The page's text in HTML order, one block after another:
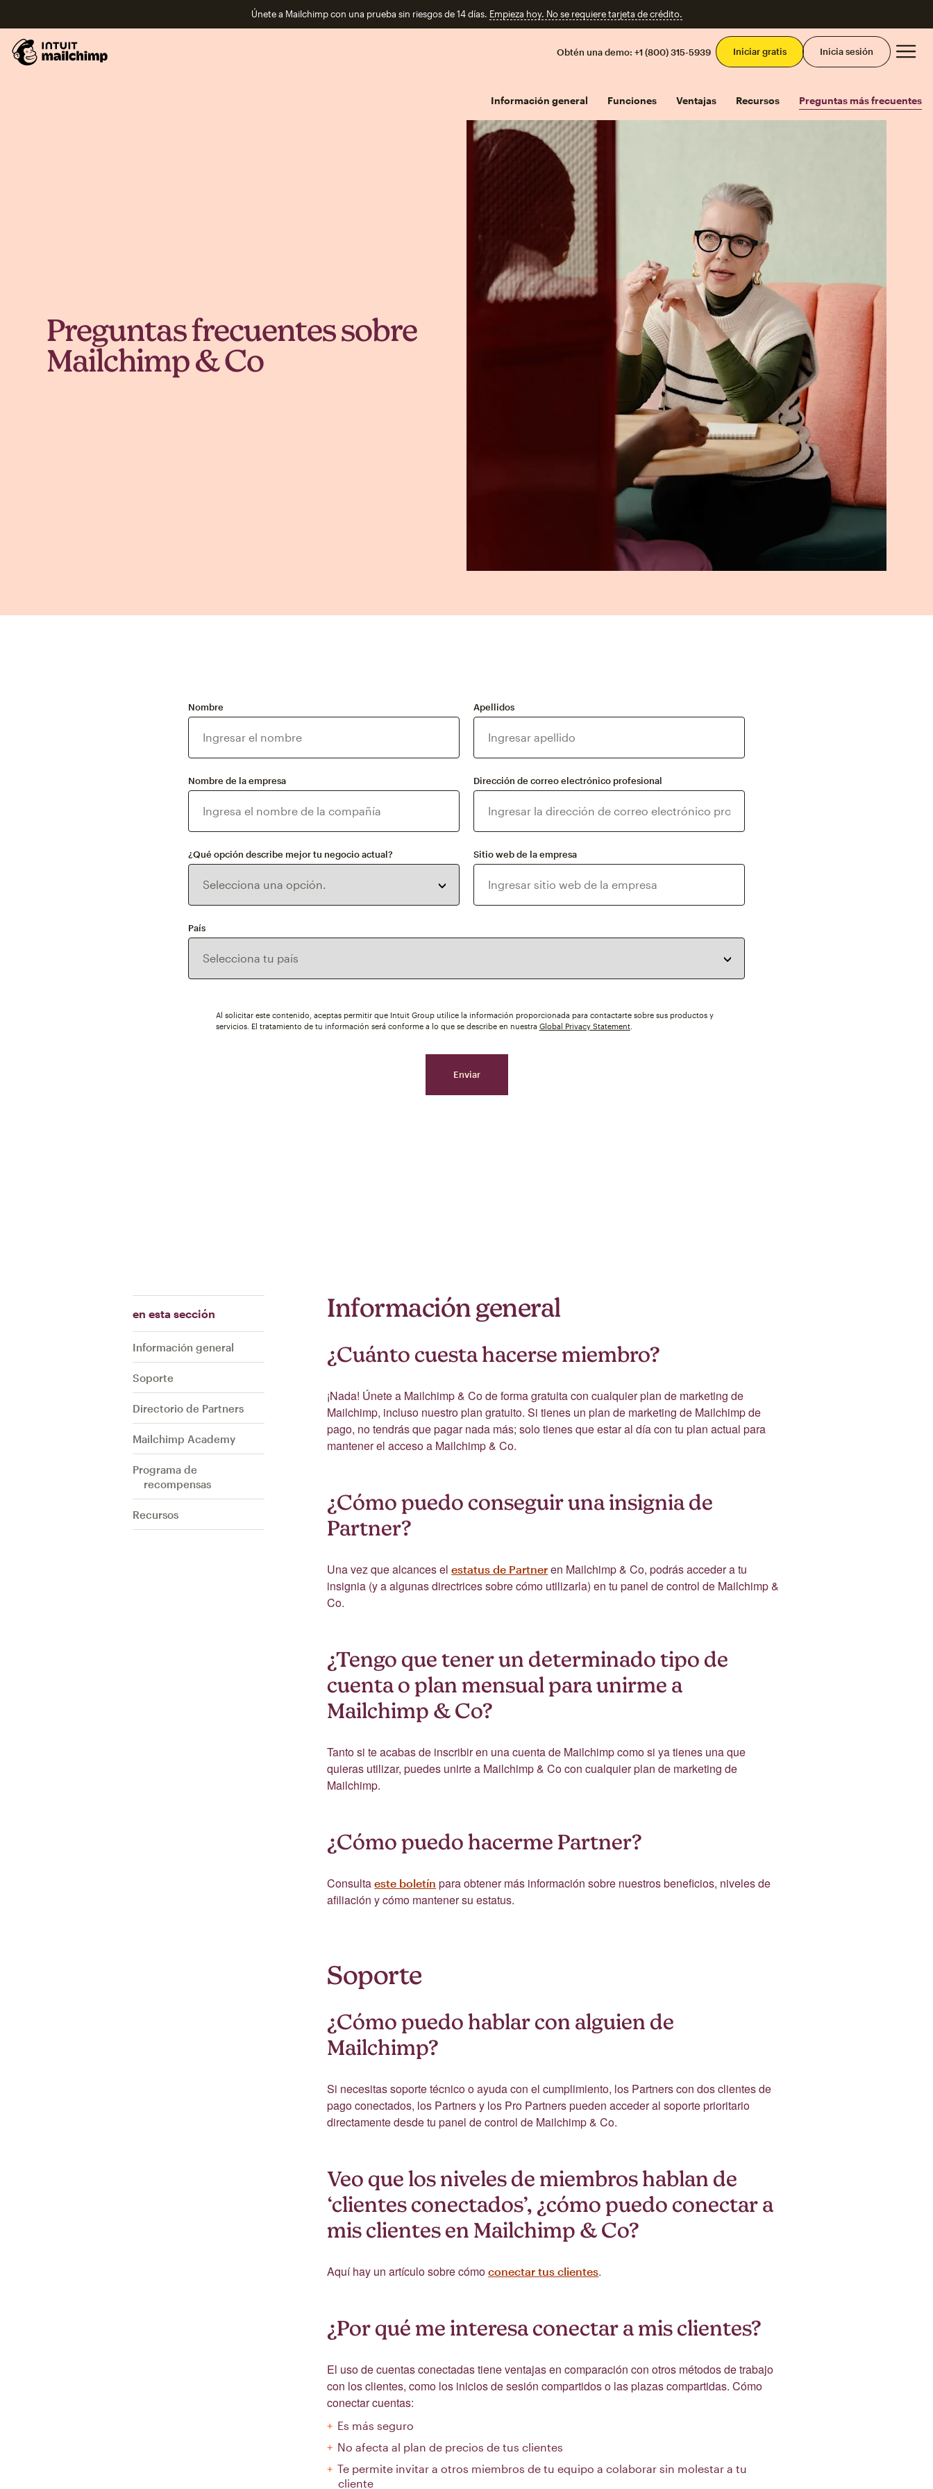
Únete a Mailchimp con una prueba sin riesgos de 14 días. Empieza hoy. No se requiere tarjeta de crédito.
Obtén una demo: +1 (800) 315-5939 Iniciar gratis Inicia sesión
Información general Funciones Ventajas Recursos Preguntas más frecuentes
Preguntas frecuentes sobre
Mailchimp & Co
Nombre Apellidos
Nombre de la empresa Dirección de correo electrónico profesional
¿Qué opción describe mejor tu negocio actual? Sitio web de la empresa
País
Al solicitar este contenido, aceptas permitir que Intuit Group utilice la información proporcionada para contactarte sobre sus productos y
servicios. El tratamiento de tu información será conforme a lo que se describe en nuestra Global Privacy Statement.
en esta sección
Información general
Soporte
Directorio de Partners
Mailchimp Academy
Programa de
recompensas
Recursos
Información general
¿Cuánto cuesta hacerse miembro?
¡Nada! Únete a Mailchimp & Co de forma gratuita con cualquier plan de marketing de
Mailchimp, incluso nuestro plan gratuito. Si tienes un plan de marketing de Mailchimp de
pago, no tendrás que pagar nada más; solo tienes que estar al día con tu plan actual para
mantener el acceso a Mailchimp & Co.
¿Cómo puedo conseguir una insignia de
Partner?
Una vez que alcances elestatus de Partner en Mailchimp & Co, podrás acceder a tu
insignia (y a algunas directrices sobre cómo utilizarla) en tu panel de control de Mailchimp &
Co.
¿Tengo que tener un determinado tipo de
cuenta o plan mensual para unirme a
Mailchimp & Co?
Tanto si te acabas de inscribir en una cuenta de Mailchimp como si ya tienes una que
quieras utilizar, puedes unirte a Mailchimp & Co con cualquier plan de marketing de
Mailchimp.
¿Cómo puedo hacerme Partner?
Consultaeste boletín para obtener más información sobre nuestros beneficios, niveles de
afiliación y cómo mantener su estatus.
Soporte
¿Cómo puedo hablar con alguien de
Mailchimp?
Si necesitas soporte técnico o ayuda con el cumplimiento, los Partners con dos clientes de
pago conectados, los Partners y los Pro Partners pueden acceder al soporte prioritario
directamente desde tu panel de control de Mailchimp & Co.
Veo que los niveles de miembros hablan de
‘clientes conectados’, ¿cómo puedo conectar a
mis clientes en Mailchimp & Co?
Aquí hay un artículo sobre cómoconectar tus clientes.
¿Por qué me interesa conectar a mis clientes?
El uso de cuentas conectadas tiene ventajas en comparación con otros métodos de trabajo
con los clientes, como los inicios de sesión compartidos o las plazas compartidas. Cómo
conectar cuentas:
Es más seguro
No afecta al plan de precios de tus clientes
Te permite invitar a otros miembros de tu equipo a colaborar sin molestar a tu
cliente